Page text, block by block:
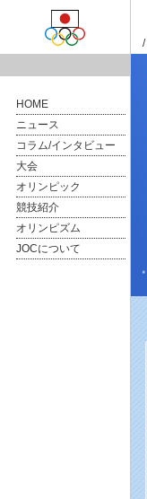
HOME
ニュース
コラム/インタビュー
大会
オリンピック
競技紹介
オリンピズム
JOCについて
/